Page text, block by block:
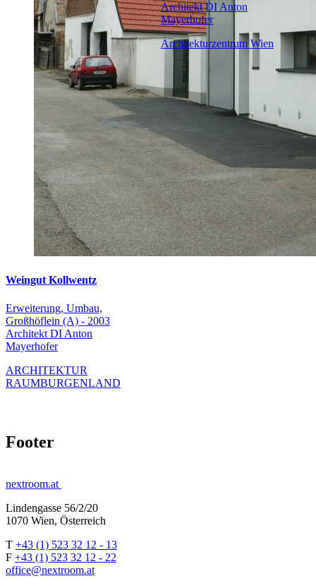
Weingut Kollwentz
Erweiterung, Umbau,
Großhöflein (A) - 2003
Architekt DI Anton
Mayerhofer
ARCHITEKTUR
RAUMBURGENLAND
Architekt DI Anton
Mayerhofer
Architekturzentrum Wien
Footer
nextroom.at
Lindengasse 56/2/20
1070 Wien, Österreich
T +43 (1) 523 32 12 - 13
F +43 (1) 523 32 12 - 22
office@nextroom.at